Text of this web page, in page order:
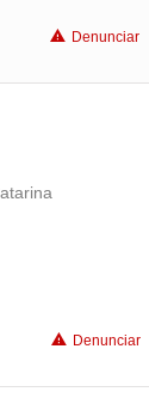
Denunciar
Denunciar